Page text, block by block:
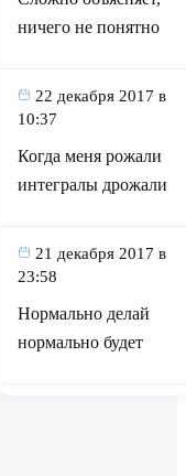
ничего не понятно
22 декабря 2017 в
10:37
Когда меня рожали
интегралы дрожали
21 декабря 2017 в
23:58
Нормально делай
нормально будет